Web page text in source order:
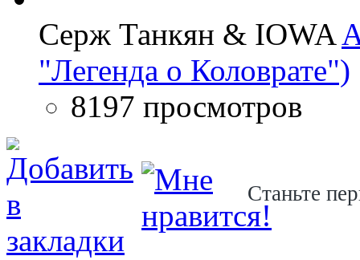
Серж Танкян & IOWA
"Легенда о Коловрате")
8197 просмотров
Станьте